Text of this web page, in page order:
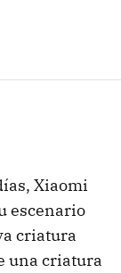
Xiaomi
escenario
criatura
una criatura